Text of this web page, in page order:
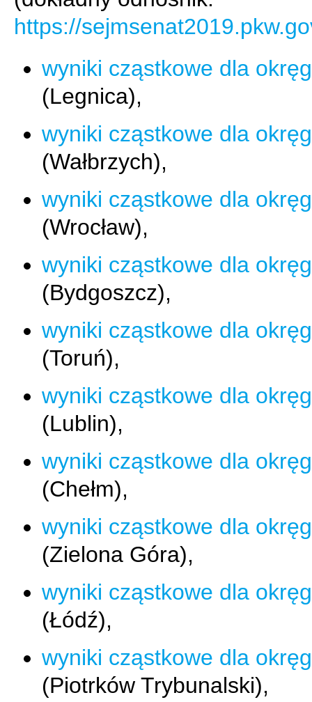
https://
wyniki cząstkowe dla
(Legnica),
wyniki cząstkowe dla
(Wałbrzych),
wyniki cząstkowe dla
(Wrocław),
wyniki cząstkowe dla
(Bydgoszcz),
wyniki cząstkowe dla
(Toruń),
wyniki cząstkowe dla
(Lublin),
wyniki cząstkowe dla
(Chełm),
wyniki cząstkowe dla
(Zielona Góra),
wyniki cząstkowe dla
(Łódź),
wyniki cząstkowe dla
(Piotrków Trybunalski),